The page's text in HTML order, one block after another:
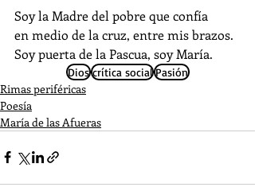
Soy la Madre del pobre que confía
en medio de la cruz, entre mis brazos.
Soy puerta de la Pascua, soy María.
Dios crítica social Pasión
Rimas periféricas
Poesía
María de las Afueras